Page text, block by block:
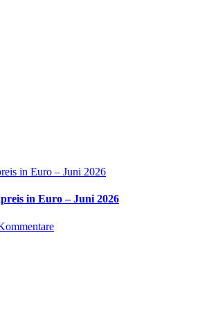
in Euro – Juni 2026
in Euro – Juni 2026